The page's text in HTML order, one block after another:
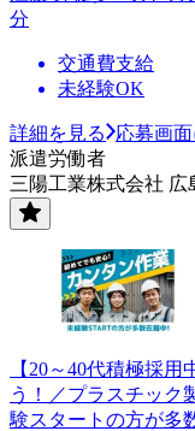
分
交通費支給
未経験OK
詳細を見る
応募画
派遣労働者
三陽工業株式会社 広
【20～40代積極採
う！／プラスチック
験スタートの方が多